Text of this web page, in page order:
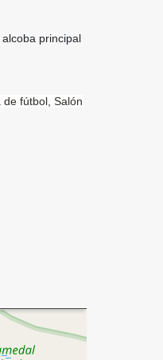
principal
fútbol, Salón